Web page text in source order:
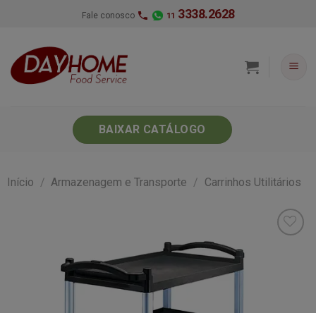
Fale conosco 11 3338.2628
BAIXAR CATÁLOGO
Início / Armazenagem e Transporte / Carrinhos Utilitários